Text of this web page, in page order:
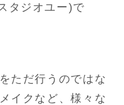
タジオユー)で
ただ行うのではな
イクなど、様々な